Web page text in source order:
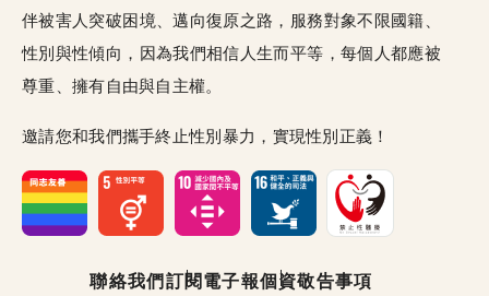
伴被害人突破困境、邁向復原之路，服務對象不限國籍、
性別與性傾向，因為我們相信人生而平等，每個人都應被
尊重、擁有自由與自主權。
邀請您和我們攜手終止性別暴力，實現性別正義！
聯絡我們訂閱電子報個資敬告事項